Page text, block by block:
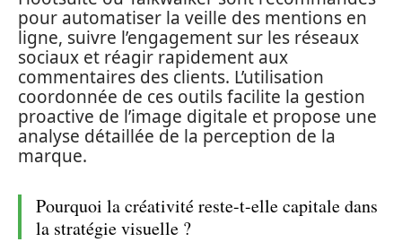
pour automatiser la veille des mentions en
ligne, suivre l’engagement sur les réseaux
sociaux et réagir rapidement aux
commentaires des clients. L’utilisation
coordonnée de ces outils facilite la gestion
proactive de l’image digitale et propose une
analyse détaillée de la perception de la
marque.
Pourquoi la créativité reste-t-elle capitale dans
la stratégie visuelle ?